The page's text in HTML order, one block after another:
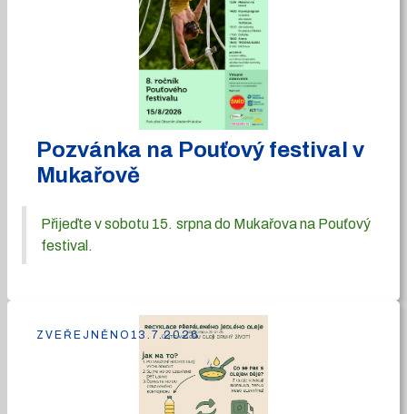
Pozvánka na Pouťový festival v
Mukařově
Přijeďte v sobotu 15. srpna do Mukařova na Pouťový
festival.
ZVEŘEJNĚNO 13.7.2026